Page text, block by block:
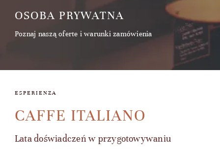
OSOBA PRYWATNA
Poznaj naszą oferte i warunki zamówienia
ESPERIENZA
CAFFE ITALIANO
Lata doświadczeń w przygotowywaniu